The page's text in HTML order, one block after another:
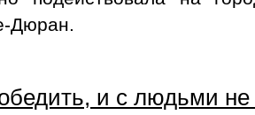
Дюран.
и с людьми не